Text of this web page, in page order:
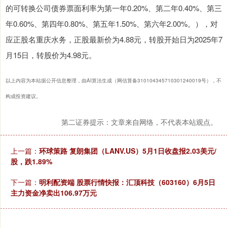
的可转换公司债券票面利率为第一年0.20%、第二年0.40%、第三
年0.60%、第四年0.80%、第五年1.50%、第六年2.00%。），对
应正股名重庆水务，正股最新价为4.88元，转股开始日为2025年7
月15日，转股价为4.98元。
以上内容为本站据公开信息整理，由AI算法生成（网信算备310104345710301240019号），不
构成投资建议。
第二证券提示：文章来自网络，不代表本站观点。
上一篇： 环球策路 复朗集团（LANV.US）5月1日收盘报2.03美元/
股，跌1.89%
下一篇： 明利配资端 股票行情快报：汇顶科技（603160）6月5日
主力资金净卖出106.97万元